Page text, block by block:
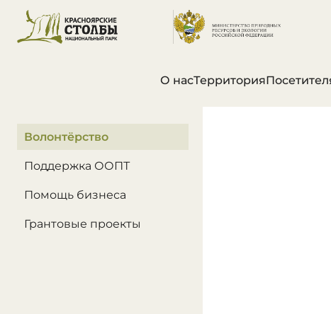
О насТерритория
В этом разделе
Волонтёрство
Поддержка ООПТ
Помощь бизнеса
Грантовые проекты